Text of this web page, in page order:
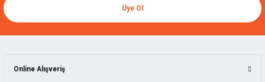
Üye Ol
Online Alışveriş